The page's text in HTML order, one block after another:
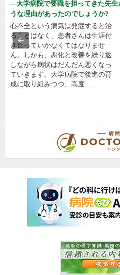
大学病院で要職を担ってきた先生
うな理由があったのでしょうか?
心不全という病気は発症すると治
ることはなく、患者さんは生涯付
き合っていかなくてはなりませ
ん。しかも、悪化と改善を繰り返
しながら病状はだんだん悪くなっ
ていきます。大学病院で後進の育
成に取り組みつつ、高度…